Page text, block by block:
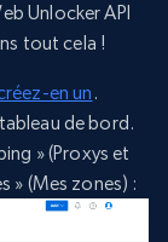
Unlocker API
tout cela !
en un .
de bord.
» (Proxys et
» (Mes zones) :